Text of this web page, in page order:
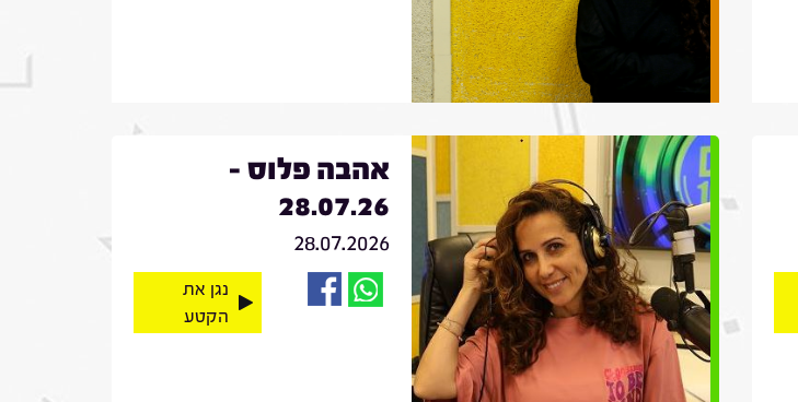
אהבה פלוס -
28.07.26
28.07.2026
נגן את
הקטע